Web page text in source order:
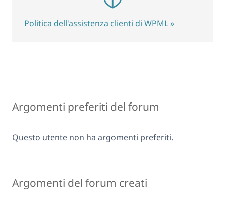
Argomenti preferiti del forum
Questo utente non ha argomenti preferiti.
Argomenti del forum creati
Politica dell'assistenza clienti di WPML »